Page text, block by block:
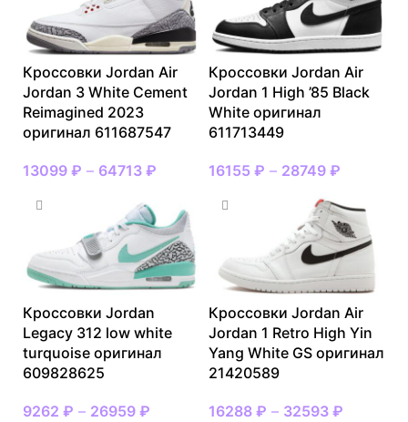
Кроссовки Jordan Air
Jordan 3 White Cement
Reimagined 2023
оригинал 611687547
13099 ₽ – 64713 ₽
Кроссовки Jordan Air
Jordan 1 High ’85 Black
White оригинал
611713449
16155 ₽ – 28749 ₽
Кроссовки Jordan
Legacy 312 low white
turquoise оригинал
609828625
9262 ₽ – 26959 ₽
Кроссовки Jordan Air
Jordan 1 Retro High Yin
Yang White GS оригинал
21420589
16288 ₽ – 32593 ₽